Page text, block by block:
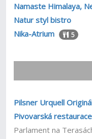
Namaste Himalaya,
Natur styl bistro
Nika-Atrium
5
Pilsner Urquell
Pivovarská restaurace
Parlament na